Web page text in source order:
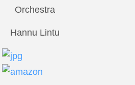
Orchestra
Hannu Lintu